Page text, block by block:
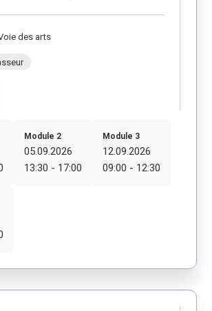
des arts
Module 2
05.09.2026
13:30 - 17:00
Module 3
12.09.2026
09:00 - 12:30